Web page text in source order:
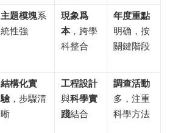
主題模塊系
統性強
現象爲
本，跨學
科整合
年度重點
明确，按
關鍵階段
結構化實
驗，步驟清
晰
工程設計
與科學實
踐結合
調查活動
多，注重
科學方法